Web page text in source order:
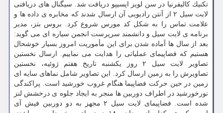
تكنیك كالیفرنیا در سن لویز اپسیپو دریافت شد. سیگنال های دریافتی
لایت سیل ۲ از آنتن رادیویی آن ارسال شدند كه مخابره ی داده ها و
علامت تماس را به شكل كد مورس شروع كرد. بروس بتز، مدیر
برنامه ی لایت سیل و دانشمند سرپرست انجمن سیاره ای می گوید:
بعد از سال ها آماده شدن برای این مأموریت امروز بسیار خوشحال
هستیم كه فضاپیمای عملیاتی را هدایت می نماییم. ارسال نخستین
تصاویر لایت سیل ۲ روز یكشنبه تاریخ هفتم ژوئیه، نخستین
تصاویرش را به زمین ارسال كرد. این تصاویر شامل نماهای سایه ای
زمین در حین حركت فضاپیما هنگام غروب خورشید است. پراكندگی
نورخورشید در اطراف دوربین ها منجر به ایجاد جلوه ی درخشش لنز
شده است. فضاپیمای لایت سیل ۲ مجهز به دو دوربین فیش آی